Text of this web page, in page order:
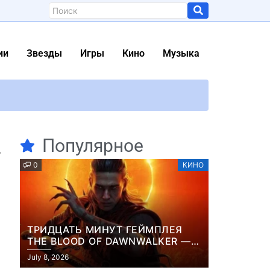
Звезды Игры Кино Музыка
Вікон
Второй сезон “Last of Us” расширяет актерский состав: Утверждены четыре героя из видеоигры и HBO объявил имена исполнителей
Популярное
0 КИНО
ТРИДЦАТЬ МИНУТ ГЕЙМПЛЕЯ
THE BLOOD OF DAWNWALKER —
ЖУРНАЛИСТЫ ПОКАЗАЛИ
НАЧАЛО НОВОЙ ИГРЫ ОТ
July 8, 2026